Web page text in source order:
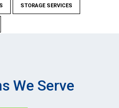
STORAGE SERVICES
We Serve